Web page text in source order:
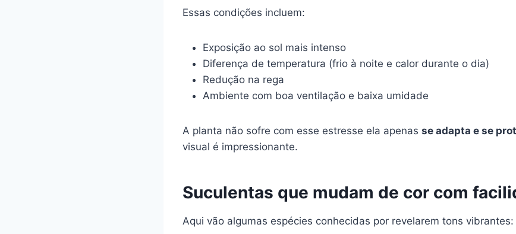
Essas condições incluem:
Exposição ao sol mais intenso
Diferença de temperatura (frio à noite e calor durante o dia)
Redução na rega
Ambiente com boa ventilação e baixa umidade
A planta não sofre com esse estresse ela apenas se adapta e se
visual é impressionante.
Suculentas que mudam de cor com
Aqui vão algumas espécies conhecidas por revelarem tons vibrantes: